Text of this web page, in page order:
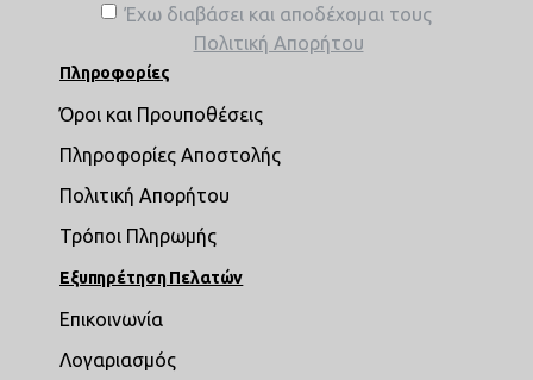
Έχω διαβάσει και αποδέχομαι τους
Πολιτική Απορήτου
Πληροφορίες
Όροι και Προυποθέσεις
Πληροφορίες Αποστολής
Πολιτική Απορήτου
Τρόποι Πληρωμής
Εξυπηρέτηση Πελατών
Επικοινωνία
Λογαριασμός